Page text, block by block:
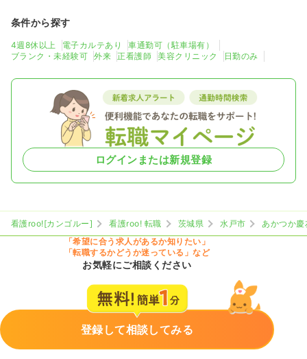
条件から探す
4週8休以上 電子カルテあり
車通勤可（駐車場有）
ブランク・未経験可
外来 正看護師 美容クリニック 日勤のみ
ログインまたは新規登録
看護roo![カンゴルー] 看護roo! 転職 茨城県 水戸市
あかつか
「希望に合う求人があるか知りたい」
「転職するかどうか迷っている」など
お気軽にご相談ください
登録して相談してみる